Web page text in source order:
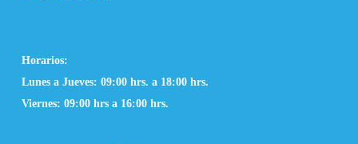
Horarios:
Lunes a Jueves: 09:00 hrs. a 18:00 hrs.
Viernes: 09:00 hrs a 16:00 hrs.